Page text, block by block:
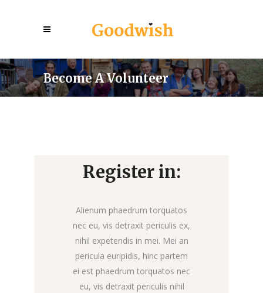
Become A Volunteer
Register in:
Alienum phaedrum torquatos
nec eu, vis detraxit periculis ex,
nihil expetendis in mei. Mei an
pericula euripidis, hinc partem
ei est phaedrum torquatos nec
eu, vis detraxit periculis nihil